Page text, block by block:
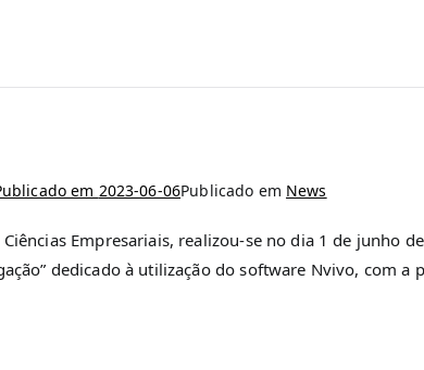
em 2023-06-06Publicado em News
Empresariais, realizou-se no dia 1 de junho
dedicado à utilização do software Nvivo, com a